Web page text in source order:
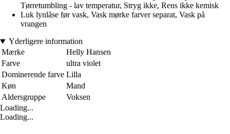
Tørretumbling - lav temperatur, Stryg ikke, Rens ikke kemisk
Luk lynlåse før vask, Vask mørke farver separat, Vask på
vrangen
Yderligere information
Mærke
Helly Hansen
Farve
ultra violet
Dominerende farve Lilla
Køn
Mand
Aldersgruppe
Voksen
Loading...
Loading...